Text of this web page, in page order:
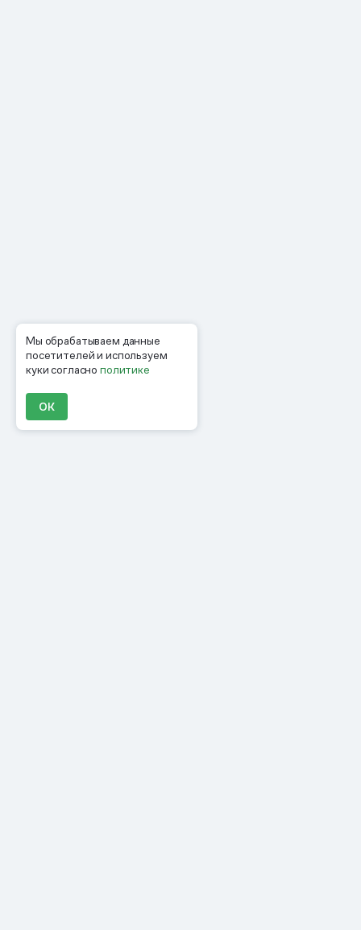
Мы обрабатываем данные
посетителей и используем
куки согласнополитике
ОК